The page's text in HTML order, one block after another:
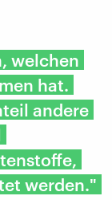
welchen
hat.
andere
werden."